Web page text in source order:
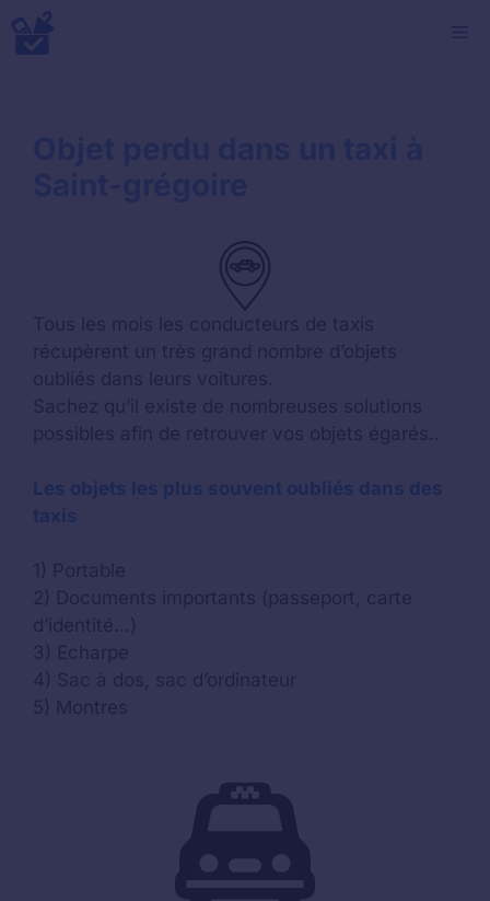
Aller
au
Tous les mois les conducteurs de taxis
récupèrent un très grand nombre d’objets
oubliés dans leurs voitures.
Sachez qu’il existe de nombreuses solutions
possibles afin de retrouver vos objets égarés..
Les objets les plus souvent oubliés dans des
taxis
1) Portable
2) Documents importants (passeport, carte
d’identité…)
3) Echarpe
4) Sac à dos, sac d’ordinateur
5) Montres